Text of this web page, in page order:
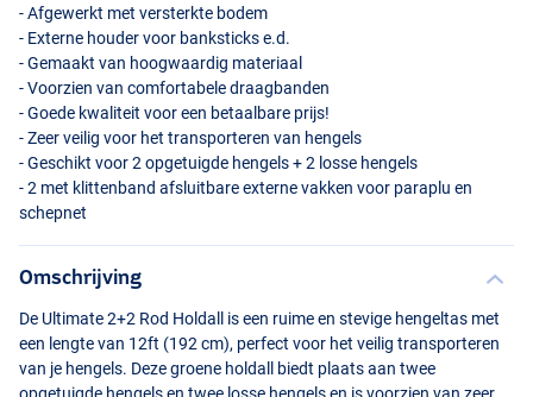
- Afgewerkt met versterkte bodem
- Externe houder voor banksticks e.d.
- Gemaakt van hoogwaardig materiaal
- Voorzien van comfortabele draagbanden
- Goede kwaliteit voor een betaalbare prijs!
- Zeer veilig voor het transporteren van hengels
- Geschikt voor 2 opgetuigde hengels + 2 losse hengels
- 2 met klittenband afsluitbare externe vakken voor paraplu en
schepnet
Omschrijving
De Ultimate 2+2 Rod Holdall is een ruime en stevige hengeltas met
een lengte van 12ft (192 cm), perfect voor het veilig transporteren
van je hengels. Deze groene holdall biedt plaats aan twee